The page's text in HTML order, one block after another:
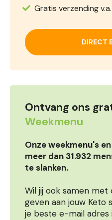
Gratis verzending
DIRECT
Ontvang ons
Weekmenu
Onze weekmenu's
meer dan 31.932
te slanken.
Wil jij ook samen
geven aan jouw Keto
je beste e-mail adres